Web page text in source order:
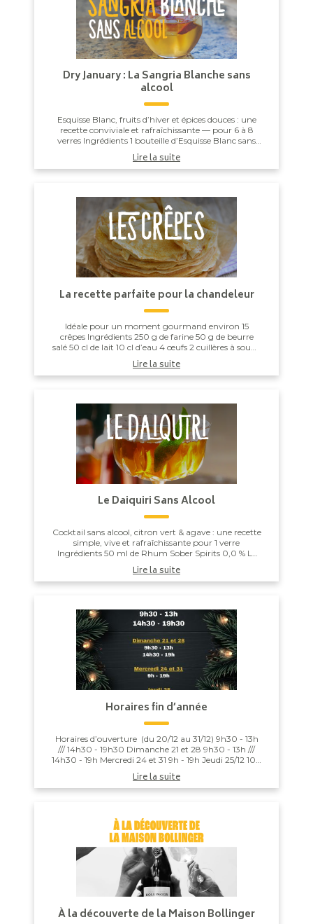
Dry January : La Sangria Blanche sans
alcool
Esquisse Blanc, fruits d’hiver et épices douces : une
recette conviviale et rafraîchissante — pour 6 à 8
verres Ingrédients 1 bouteille d’Esquisse Blanc sans
alcool 50 cl de jus d...
Lire la suite
La recette parfaite pour la chandeleur
Idéale pour un moment gourmand environ 15
crêpes Ingrédients 250 g de farine 50 g de beurre
salé 50 cl de lait 10 cl d’eau 4 œufs 2 cuillères à soupe
Lire la suite
Le Daiquiri Sans Alcool
Cocktail sans alcool, citron vert & agave : une recette
simple, vive et rafraîchissante pour 1 verre
Ingrédients 50 ml de Rhum Sober Spirits 0,0 % Le
jus d’1/2 citron ver...
Lire la suite
Horaires fin d’année
Horaires d’ouverture (du 20/12 au 31/12) 9h30 - 13h
/// 14h30 - 19h30 Dimanche 21 et 28 9h30 - 13h ///
14h30 - 19h Mercredi 24 et 31 9h - 19h Jeudi 25/12 10h
- 13h ...
Lire la suite
À la découverte de la Maison Bollinger